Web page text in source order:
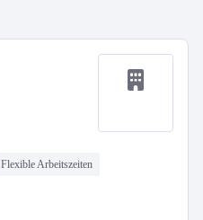
Flexible Arbeitszeiten